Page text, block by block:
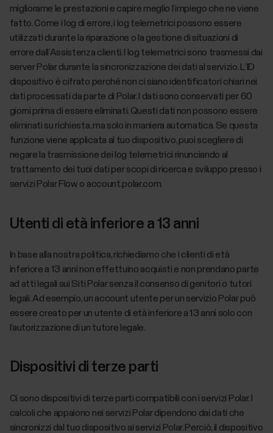
migliorarne le prestazioni e capire meglio l’impiego che ne viene
fatto. Come i log di errore, i log telemetrici possono essere
utilizzati durante la riparazione o la gestione di situazioni di
errore dall’Assistenza clienti. I log telemetrici sono trasmessi dai
server Polar durante la sincronizzazione dei dati al servizio. L’ID
dispositivo è cifrato perché non ci siano identificatori chiari nei
dati processati da parte di Polar. I dati sono conservati per 60
giorni prima di essere eliminati. Questi dati non possono essere
eliminati su richiesta, ma solo in maniera automatica. Se questa
funzione viene applicata al tuo dispositivo, puoi scegliere di
negare la trasmissione dei log telemetrici rinunciando al
trattamento dei tuoi dati per scopi di ricerca e sviluppo presso i
servizi Polar Flow o account.polar.com.
Utenti di età inferiore a 13 anni
In base alla nostra politica, richiediamo che i clienti di età
inferiore a 13 anni non effettuino acquisti e non prendano parte
ad atti legali sui Siti Polar senza il consenso di genitori o tutori
legali. Ad esempio, un account utente per un servizio Polar può
essere creato per un utente di età inferiore a 13 anni solo con
l’autorizzazione di un tutore legale.
Dispositivi di terze parti
Ci sono dispositivi di terze parti compatibili con i servizi Polar. I
calcoli che appaiono nei servizi Polar dipendono dai dati che
sincronizzi dal tuo dispositivo ai servizi Polar. Perciò, il dispositivo